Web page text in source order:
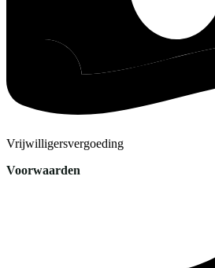
Vrijwilligersvergoeding
Voorwaarden